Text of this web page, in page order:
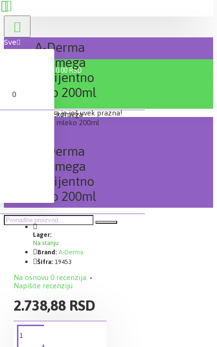
Sve
0 proizvod(a) - 0,00 RSD
0
Vaša korpa je još uvek prazna!
A-Derma
Exomega
emolijentno
mleko 200ml
A-Derma
Exomega
emolijentno
mleko 200ml
Lager:
Na stanju
Brand: A-Derma
Šifra: 19453
Na osnovu 0 recenzija. -
Napišite recenziju
2.738,88 RSD